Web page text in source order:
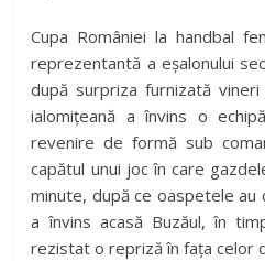
Cupa României la handbal
reprezentantă a eșalonului
după surpriza furnizată vineri
ialomițeană a învins o
revenire de formă sub
capătul unui joc în care
minute, după ce oaspetele au
a învins acasă Buzăul, în
rezistat o repriză în fața celor